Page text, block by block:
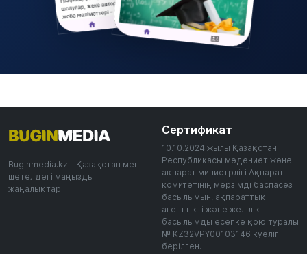
Buginmedia.kz – Қазақстан мен
шетелдегі маңызды
жаңалықтар
Сертификат
10.10.2024 жылы Қазақстан
Республикасы мәдениет және
ақпарат министрлігі Ақпарат
комитетінің мерзімді баспасөз
басылымын, ақпараттық
агенттікті және желілік
басылымды есепке қою туралы
№ KZ32VPY00103146 куәлігі
берілген.